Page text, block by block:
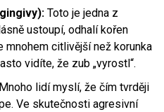
Toto je jedna z
ustoupí, odhalí kořen
mnohem citlivější než korunka
vidíte, že zub „vyrostl“.
Mnoho lidí myslí, že čím tvrději
Ve skutečnosti agresivní